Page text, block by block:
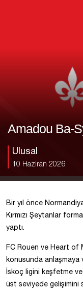
Amadou Ba-
Ulusal
10 Haziran 2026
Bir yıl önce
Kırmızı Şeytanlar
yaptı.
FC Rouen ve Heart of
konusunda
İskoç ligini keşfetme
üst seviyede gelişimini